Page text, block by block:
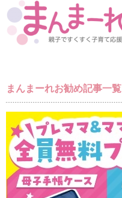
まんまーれお勧め記事一覧